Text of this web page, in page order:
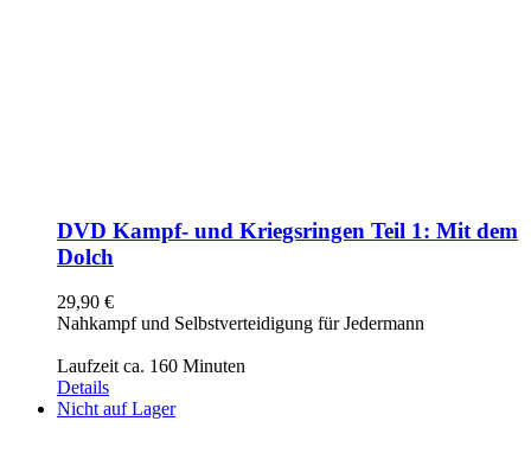
DVD Kampf- und Kriegsringen Teil 1: Mit dem
Dolch
29,90 €
Nahkampf und Selbstverteidigung für Jedermann
Laufzeit ca. 160 Minuten
Details
Nicht auf Lager